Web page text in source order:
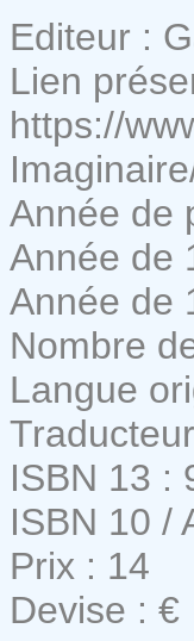
Editeur :
Lien
https://
Année de
Année de
Année de
Nombre
Langue
ISBN 13 :
ISBN 10 /
Prix : 14
Devise : €